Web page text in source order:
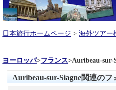
日本旅行ホームページ > 海外ツアー
ヨーロッパ>フランス>Auribeau-sur-
Auribeau-sur-Siagne関連のフ